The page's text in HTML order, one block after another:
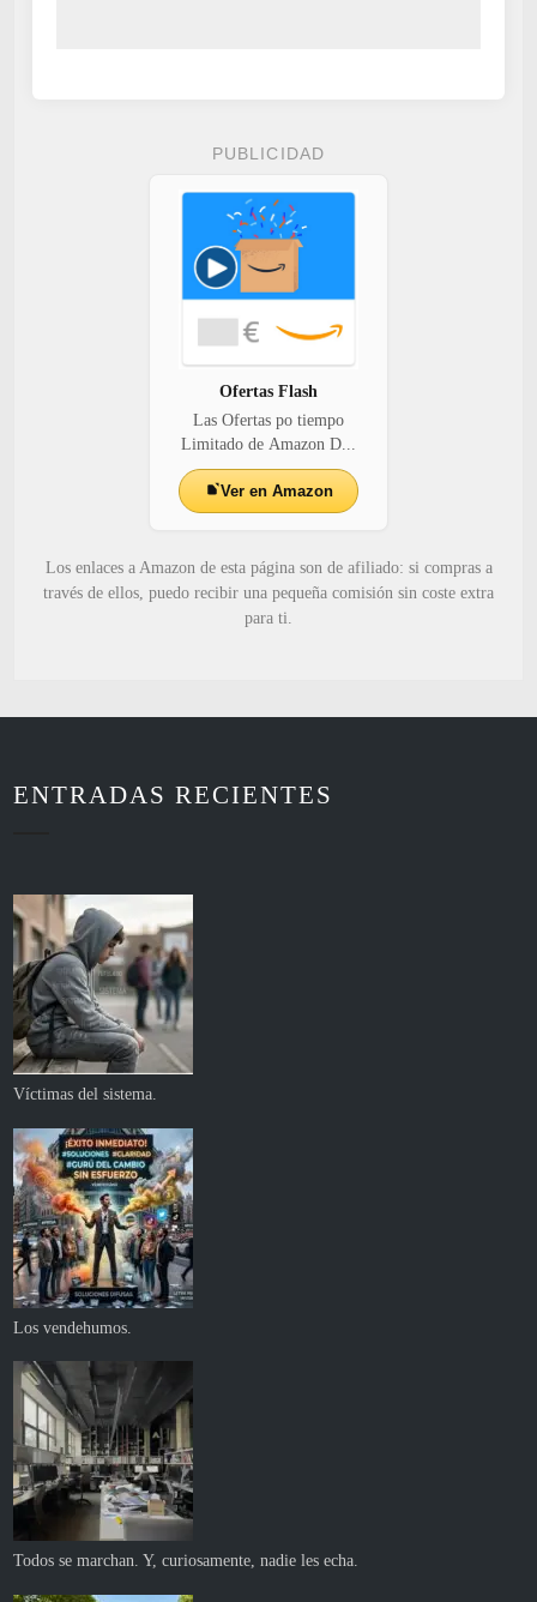
PUBLICIDAD
Ofertas Flash
Las Ofertas po tiempo
Limitado de Amazon D...
Ver en Amazon
Los enlaces a Amazon de esta página son de afiliado: si compras a
través de ellos, puedo recibir una pequeña comisión sin coste extra
para ti.
ENTRADAS RECIENTES
Víctimas del sistema.
Los vendehumos.
Todos se marchan. Y, curiosamente, nadie les echa.